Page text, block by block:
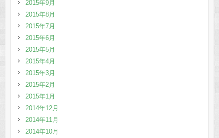
2015年9月
2015年8月
2015年7月
2015年6月
2015年5月
2015年4月
2015年3月
2015年2月
2015年1月
2014年12月
2014年11月
2014年10月